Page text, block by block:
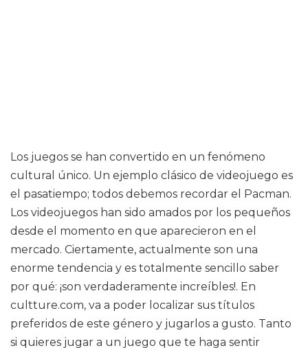
Los juegos se han convertido en un fenómeno
cultural único. Un ejemplo clásico de videojuego es
el pasatiempo; todos debemos recordar el Pacman.
Los videojuegos han sido amados por los pequeños
desde el momento en que aparecieron en el
mercado. Ciertamente, actualmente son una
enorme tendencia y es totalmente sencillo saber
por qué: ¡son verdaderamente increíbles!. En
cultture.com, va a poder localizar sus títulos
preferidos de este género y jugarlos a gusto. Tanto
si quieres jugar a un juego que te haga sentir